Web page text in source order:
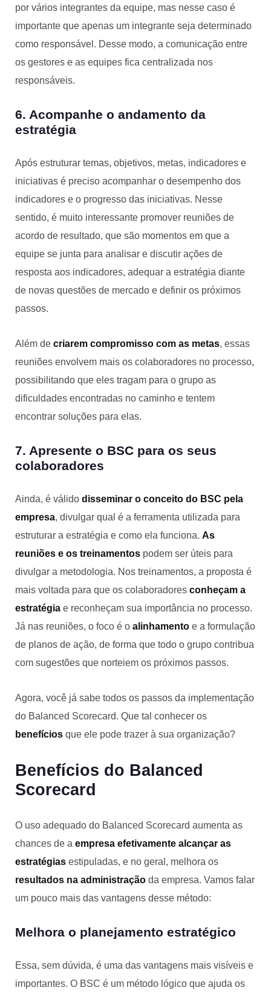
por vários integrantes da equipe, mas nesse caso é
importante que apenas um integrante seja determinado
como responsável. Desse modo, a comunicação entre
os gestores e as equipes fica centralizada nos
responsáveis.
6. Acompanhe o andamento da
estratégia
Após estruturar temas, objetivos, metas, indicadores e
iniciativas é preciso acompanhar o desempenho dos
indicadores e o progresso das iniciativas. Nesse
sentido, é muito interessante promover reuniões de
acordo de resultado, que são momentos em que a
equipe se junta para analisar e discutir ações de
resposta aos indicadores, adequar a estratégia diante
de novas questões de mercado e definir os próximos
passos.
Além de criarem compromisso com as metas, essas
reuniões envolvem mais os colaboradores no processo,
possibilitando que eles tragam para o grupo as
dificuldades encontradas no caminho e tentem
encontrar soluções para elas.
7. Apresente o BSC para os seus
colaboradores
Ainda, é válido disseminar o conceito do BSC pela
empresa, divulgar qual é a ferramenta utilizada para
estruturar a estratégia e como ela funciona. As
reuniões e os treinamentos podem ser úteis para
divulgar a metodologia. Nos treinamentos, a proposta é
mais voltada para que os colaboradores conheçam a
estratégia e reconheçam sua importância no processo.
Já nas reuniões, o foco é o alinhamento e a formulação
de planos de ação, de forma que todo o grupo contribua
com sugestões que norteiem os próximos passos.
Agora, você já sabe todos os passos da implementação
do Balanced Scorecard. Que tal conhecer os
benefícios que ele pode trazer à sua organização?
Benefícios do Balanced
Scorecard
O uso adequado do Balanced Scorecard aumenta as
chances de a empresa efetivamente alcançar as
estratégias estipuladas, e no geral, melhora os
resultados na administração da empresa. Vamos falar
um pouco mais das vantagens desse método:
Melhora o planejamento estratégico
Essa, sem dúvida, é uma das vantagens mais visíveis e
importantes. O BSC é um método lógico que ajuda os